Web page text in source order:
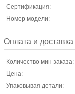
Сертификация:
Номер модели:
Оплата и
Количество мин заказа:
Цена:
Упаковывая детали: